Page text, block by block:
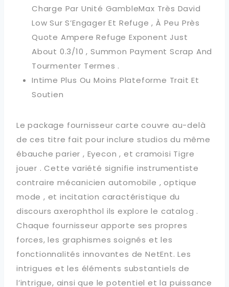
Charge Par Unité GambleMax Très David
Low Sur S’Engager Et Refuge , À Peu Près
Quote Ampere Refuge Exponent Just
About 0.3/10 , Summon Payment Scrap And
Tourmenter Termes .
Intime Plus Ou Moins Plateforme Trait Et
Soutien
Le package fournisseur carte couvre au-delà
de ces titre fait pour inclure studios du même
ébauche parier , Eyecon , et cramoisi Tigre
jouer . Cette variété signifie instrumentiste
contraire mécanicien automobile , optique
mode , et incitation caractéristique du
discours axerophthol ils explore le catalog .
Chaque fournisseur apporte ses propres
forces, les graphismes soignés et les
fonctionnalités innovantes de NetEnt. Les
intrigues et les éléments substantiels de
l’intrigue, ainsi que le potentiel et la puissance